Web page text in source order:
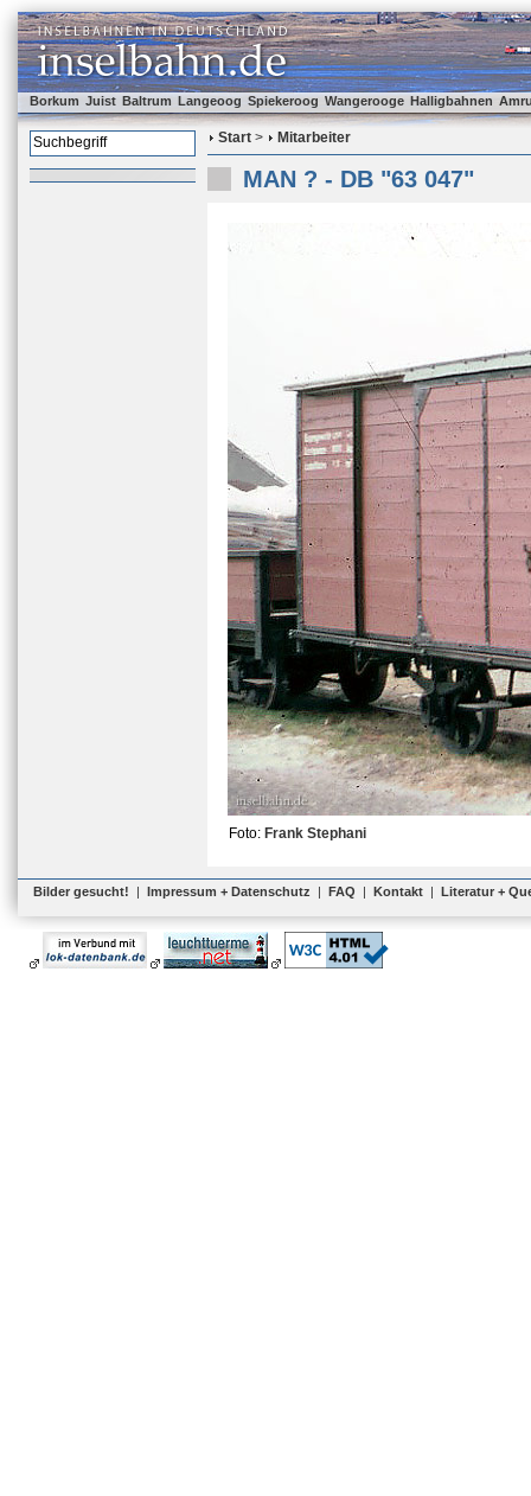
Borkum Juist Baltrum Langeoog Spiekeroog Wangerooge Halligbahnen
Start > Mitarbeiter
MAN ? - DB "63 047"
Foto: Frank Stephani
Bilder gesucht! | Impressum + Datenschutz | FAQ | Kontakt | Literatur +